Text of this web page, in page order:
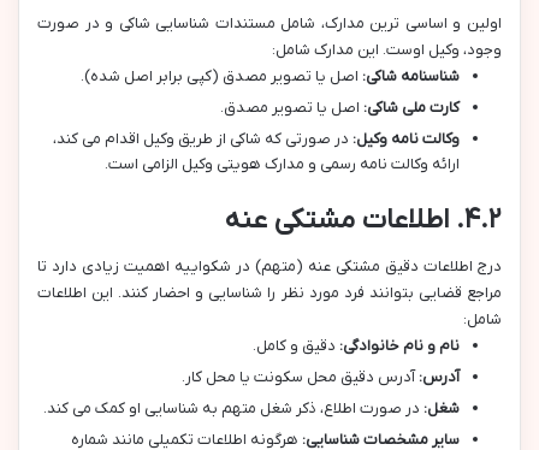
اولین و اساسی ترین مدارک، شامل مستندات شناسایی شاکی و در صورت
وجود، وکیل اوست. این مدارک شامل:
شناسنامه شاکی: اصل یا تصویر مصدق (کپی برابر اصل شده).
کارت ملی شاکی: اصل یا تصویر مصدق.
وکالت نامه وکیل: در صورتی که شاکی از طریق وکیل اقدام می کند،
ارائه وکالت نامه رسمی و مدارک هویتی وکیل الزامی است.
۴.۲. اطلاعات مشتکی عنه
درج اطلاعات دقیق مشتکی عنه (متهم) در شکواییه اهمیت زیادی دارد تا
مراجع قضایی بتوانند فرد مورد نظر را شناسایی و احضار کنند. این اطلاعات
شامل:
نام و نام خانوادگی: دقیق و کامل.
آدرس:آدرس دقیق محل سکونت یا محل کار.
شغل: در صورت اطلاع، ذکر شغل متهم به شناسایی او کمک می کند.
سایر مشخصات شناسایی: هرگونه اطلاعات تکمیلی مانند شماره